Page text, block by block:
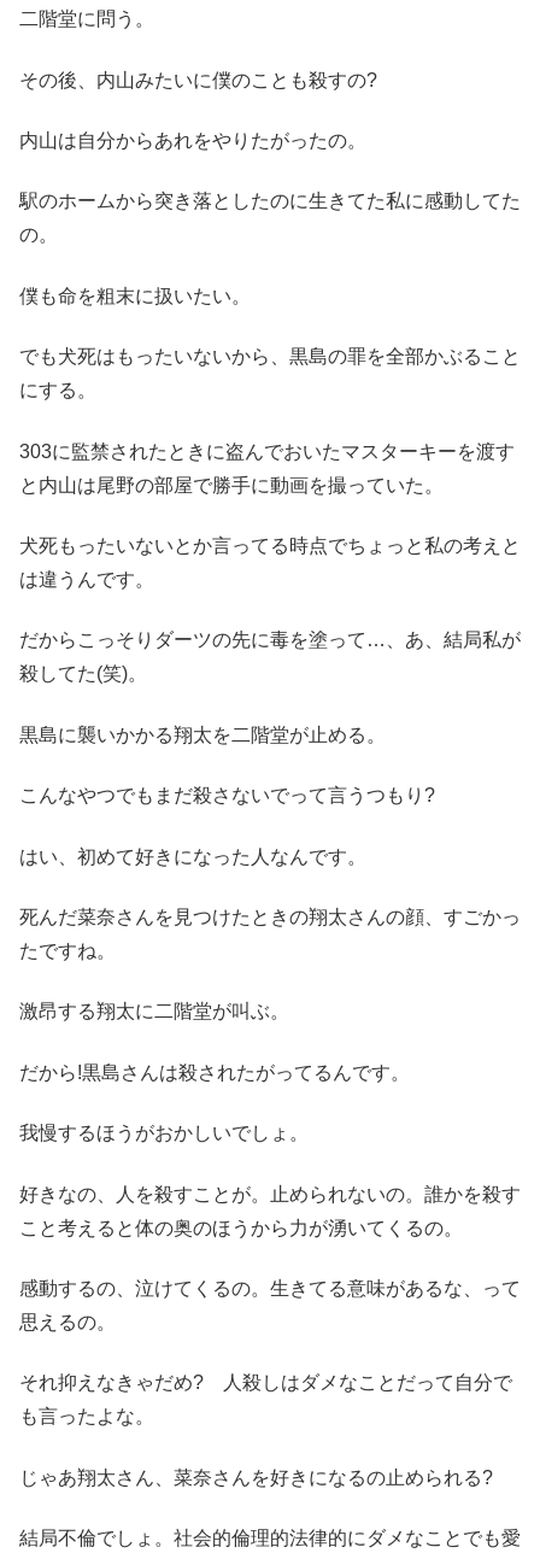
二階堂に問う。
その後、内山みたいに僕のことも殺すの?
内山は自分からあれをやりたがったの。
駅のホームから突き落としたのに生きてた私に感動してた
の。
僕も命を粗末に扱いたい。
でも犬死はもったいないから、黒島の罪を全部かぶること
にする。
303に監禁されたときに盗んでおいたマスターキーを渡す
と内山は尾野の部屋で勝手に動画を撮っていた。
犬死もったいないとか言ってる時点でちょっと私の考えと
は違うんです。
だからこっそりダーツの先に毒を塗って…、あ、結局私が
殺してた(笑)。
黒島に襲いかかる翔太を二階堂が止める。
こんなやつでもまだ殺さないでって言うつもり?
はい、初めて好きになった人なんです。
死んだ菜奈さんを見つけたときの翔太さんの顔、すごかっ
たですね。
激昂する翔太に二階堂が叫ぶ。
だから!黒島さんは殺されたがってるんです。
我慢するほうがおかしいでしょ。
好きなの、人を殺すことが。止められないの。誰かを殺す
こと考えると体の奥のほうから力が湧いてくるの。
感動するの、泣けてくるの。生きてる意味があるな、って
思えるの。
それ抑えなきゃだめ? 人殺しはダメなことだって自分で
も言ったよな。
じゃあ翔太さん、菜奈さんを好きになるの止められる?
結局不倫でしょ。社会的倫理的法律的にダメなことでも愛